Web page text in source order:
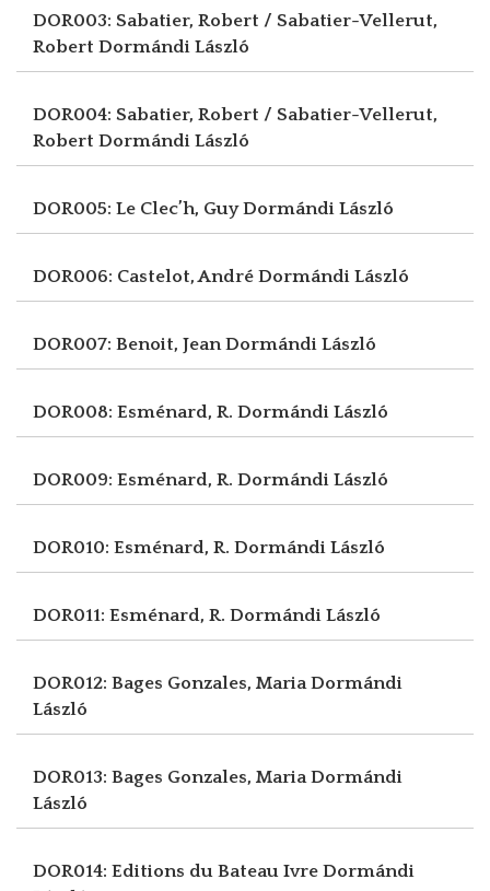
DOR003: Sabatier, Robert / Sabatier-Vellerut,
Robert Dormándi László
DOR004: Sabatier, Robert / Sabatier-Vellerut,
Robert Dormándi László
DOR005: Le Clec’h, GuyDormándi László
DOR006: Castelot, André Dormándi László
DOR007: Benoit, JeanDormándi László
DOR008: Esménard, R. Dormándi László
DOR009: Esménard, R. Dormándi László
DOR010: Esménard, R. Dormándi László
DOR011: Esménard, R. Dormándi László
DOR012: Bages Gonzales, MariaDormándi
László
DOR013: Bages Gonzales, MariaDormándi
László
DOR014: Editions du Bateau Ivre Dormándi